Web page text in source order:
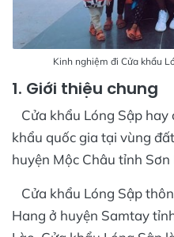
Kinh nghiệm đi Cửa khẩu
1. Giới thiệu chung
Cửa khẩu Lóng Sập hay
khẩu quốc gia tại vùng
huyện Mộc Châu tỉnh Sơn
Cửa khẩu Lóng Sập
Hang ở huyện Samtay